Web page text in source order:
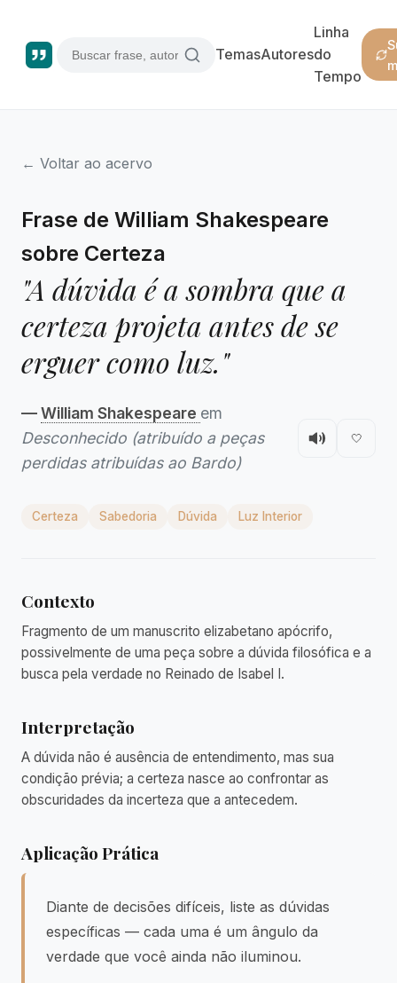
TemasAutores
Linha
do
Tempo
← Voltar ao acervo
Frase de William Shakespeare
sobre Certeza
"A dúvida é a sombra que a
certeza projeta antes de se
erguer como luz."
—William Shakespeare em
Desconhecido (atribuído a peças
perdidas atribuídas ao Bardo)
🤍
Certeza Sabedoria Dúvida Luz Interior
Contexto
Fragmento de um manuscrito elizabetano apócrifo,
possivelmente de uma peça sobre a dúvida filosófica e a
busca pela verdade no Reinado de Isabel I.
Interpretação
A dúvida não é ausência de entendimento, mas sua
condição prévia; a certeza nasce ao confrontar as
obscuridades da incerteza que a antecedem.
Aplicação Prática
Diante de decisões difíceis, liste as dúvidas
específicas — cada uma é um ângulo da
verdade que você ainda não iluminou.